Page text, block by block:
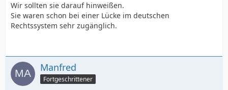
Wir sollten sie darauf hinweißen.
Sie waren schon bei einer Lücke im deutschen
Rechtssystem sehr zugänglich.
Manfred
Fortgeschrittener